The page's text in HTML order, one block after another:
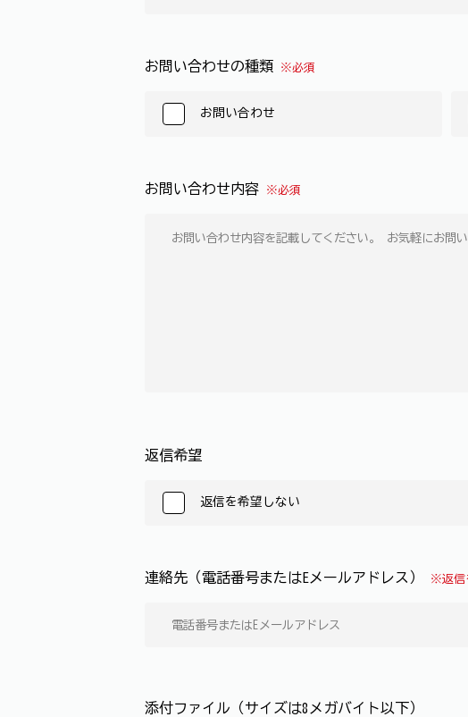
お問い合わせの種類 ※必須
お問い合わせ
お問い合わせ内容 ※必須
返信希望
返信を希望しない
連絡先（電話番号またはEメールアドレス） ※返信
添付ファイル（サイズは8メガバイト以下）